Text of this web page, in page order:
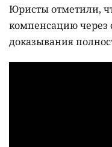
Юристы отметили,
компенсацию через
доказывания